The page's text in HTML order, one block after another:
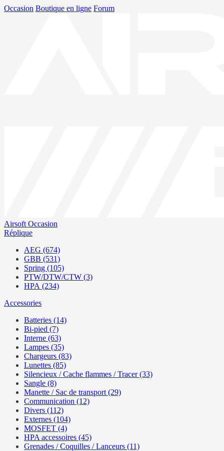
Occasion Boutique en ligne Forum
Airsoft Occasion
Réplique
AEG (674)
GBB (531)
Spring (105)
PTW/DTW/CTW (3)
HPA (234)
Accessories
Batteries (14)
Bi-pied (7)
Interne (63)
Lampes (35)
Chargeurs (83)
Lunettes (85)
Silencieux / Cache flammes / Tracer (33)
Sangle (8)
Manette / Sac de transport (29)
Communication (12)
Divers (112)
Externes (104)
MOSFET (4)
HPA accessoires (45)
Grenades / Coquilles / Lanceurs (11)